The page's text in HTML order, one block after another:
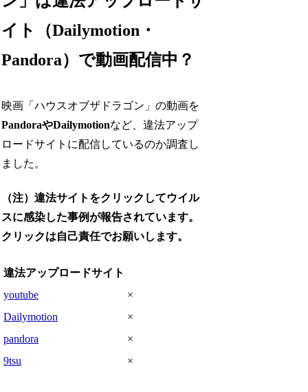
イト（Dailymotion・
Pandora）で動画配信中？
映画「ハウスオブザドラゴン」の動画を
PandoraやDailymotionなど、違法アップ
ロードサイトに配信しているのか調査し
ました。
（注）違法サイトをクリックしてウイル
スに感染した事例が報告されています。
クリックは自己責任でお願いします。
違法アップロードサイト
youtube
×
Dailymotion
×
pandora
×
9tsu
×